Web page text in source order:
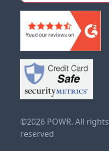
©2026 POWR. All rights
reserved